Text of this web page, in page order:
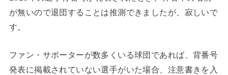
が無いので退団することは推測できましたが、寂しいで
す。
ファン・サポーターが数多くいる球団であれば、背番号
発表に掲載されていない選手がいた場合、注意書きを入